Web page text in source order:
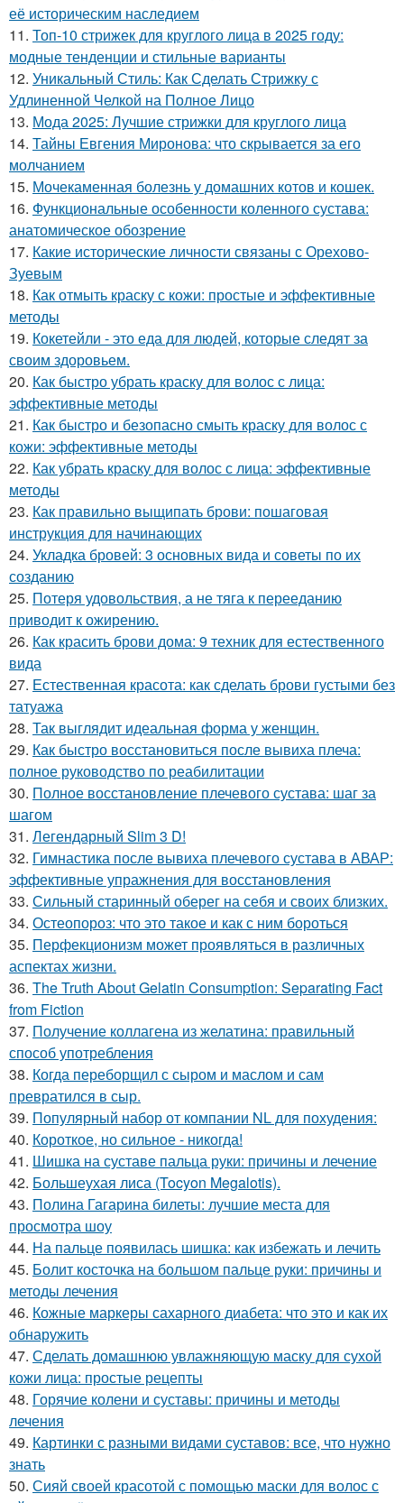
её историческим наследием
11. Топ-10 стрижек для круглого лица в 2025 году:
модные тенденции и стильные варианты
12. Уникальный Стиль: Как Сделать Стрижку с
Удлиненной Челкой на Полное Лицо
13. Мода 2025: Лучшие стрижки для круглого лица
14. Тайны Евгения Миронова: что скрывается за его
молчанием
15. Мочекаменная болезнь у домашних котов и кошек.
16. Функциональные особенности коленного сустава:
анатомическое обозрение
17. Какие исторические личности связаны с Орехово-
Зуевым
18. Как отмыть краску с кожи: простые и эффективные
методы
19. Кокетейли - это еда для людей, которые следят за
своим здоровьем.
20. Как быстро убрать краску для волос с лица:
эффективные методы
21. Как быстро и безопасно смыть краску для волос с
кожи: эффективные методы
22. Как убрать краску для волос с лица: эффективные
методы
23. Как правильно выщипать брови: пошаговая
инструкция для начинающих
24. Укладка бровей: 3 основных вида и советы по их
созданию
25. Потеря удовольствия, а не тяга к перееданию
приводит к ожирению.
26. Как красить брови дома: 9 техник для естественного
вида
27. Естественная красота: как сделать брови густыми без
татуажа
28. Так выглядит идеальная форма у женщин.
29. Как быстро восстановиться после вывиха плеча:
полное руководство по реабилитации
30. Полное восстановление плечевого сустава: шаг за
шагом
31. Легендарный Slim 3 D!
32. Гимнастика после вывиха плечевого сустава в АВАР:
эффективные упражнения для восстановления
33. Сильный старинный оберег на себя и своих близких.
34. Остеопороз: что это такое и как с ним бороться
35. Перфекционизм может проявляться в различных
аспектах жизни.
36. The Truth About Gelatin Consumption: Separating Fact
from Fiction
37. Получение коллагена из желатина: правильный
способ употребления
38. Когда переборщил с сыром и маслом и сам
превратился в сыр.
39. Популярный набор от компании NL для похудения:
40. Короткое, но сильное - никогда!
41. Шишка на суставе пальца руки: причины и лечение
42. Большеухая лиса (Tocyon Megalotis).
43. Полина Гагарина билеты: лучшие места для
просмотра шоу
44. На пальце появилась шишка: как избежать и лечить
45. Болит косточка на большом пальце руки: причины и
методы лечения
46. Кожные маркеры сахарного диабета: что это и как их
обнаружить
47. Сделать домашнюю увлажняющую маску для сухой
кожи лица: простые рецепты
48. Горячие колени и суставы: причины и методы
лечения
49. Картинки с разными видами суставов: все, что нужно
знать
50. Сияй своей красотой с помощью маски для волос с